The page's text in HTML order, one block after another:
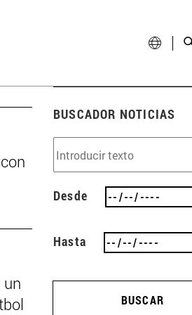
un
BUSCADOR NOTICIAS
Desde
Hasta
BUSCAR